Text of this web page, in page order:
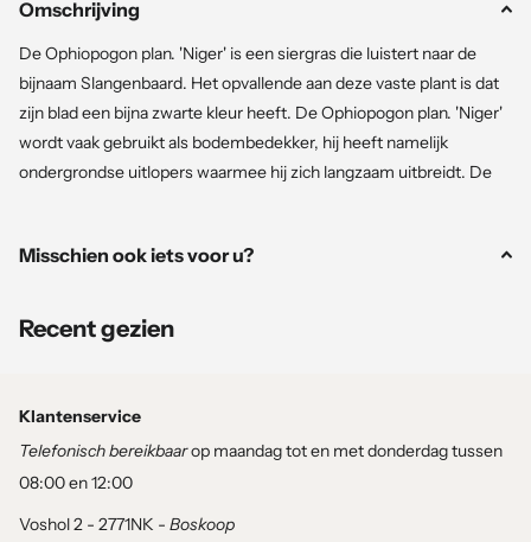
Omschrijving
De Ophiopogon plan. 'Niger' is een siergras die luistert naar de
bijnaam Slangenbaard. Het opvallende aan deze vaste plant is dat
zijn blad een bijna zwarte kleur heeft. De Ophiopogon plan. 'Niger'
wordt vaak gebruikt als bodembedekker, hij heeft namelijk
ondergrondse uitlopers waarmee hij zich langzaam uitbreidt. De
die er in de winterperiode aan blijven zitten.
Standplaats: Zon
Bloeiperiode: augustus, september
Kleur
: zwart, roze
Plantgarantie (3 maanden):
Misschien ook iets voor u?
Recent gezien
Klantenservice
Telefonisch bereikbaarop maandag tot en met donderdag tussen
08:00 en 12:00
Voshol 2 - 2771NK - Boskoop